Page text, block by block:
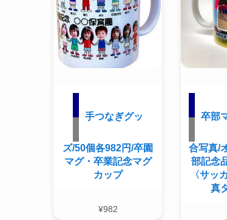
手つなぎグッ
ズ/50個各982円/卒園
マグ・卒業記念マグ
カップ
¥982
卒部
合写真/
部記念
〈サッ
真